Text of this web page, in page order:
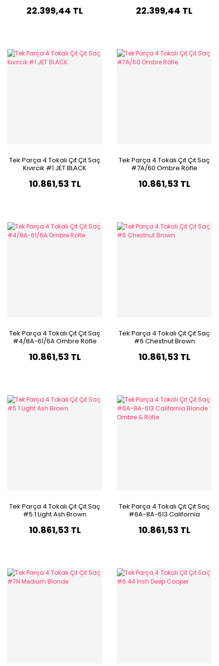
22.399,44 TL 22.399,44 TL
Tek Parça 4 Tokalı Çıt Çıt Saç
Kıvırcık #1 JET BLACK
10.861,53 TL
Tek Parça 4 Tokalı Çıt Çıt Saç
#7A/60 Ombre Röfle
10.861,53 TL
Tek Parça 4 Tokalı Çıt Çıt Saç
#4/8A-61/6A Ombre Röfle
10.861,53 TL
Tek Parça 4 Tokalı Çıt Çıt Saç
#6 Chestnut Brown
10.861,53 TL
Tek Parça 4 Tokalı Çıt Çıt Saç
#5.1 Light Ash Brown
10.861,53 TL
Tek Parça 4 Tokalı Çıt Çıt Saç
#6A-8A-613 California
10.861,53 TL